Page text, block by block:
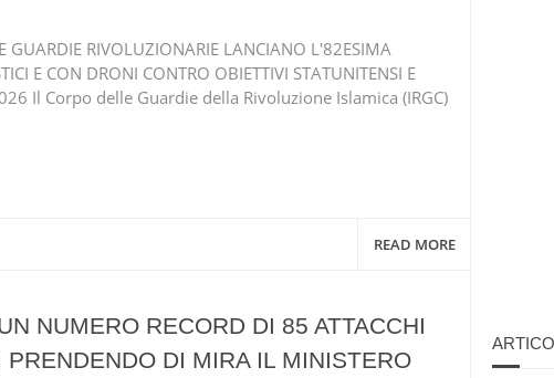
GUARDIE RIVOLUZIONARIE LANCIANO L'82ESIMA
E CON DRONI CONTRO OBIETTIVI STATUNITENSI E
Il Corpo delle Guardie della Rivoluzione Islamica (IRGC)
READ MORE
NUMERO RECORD DI 85 ATTACCHI
PRENDENDO DI MIRA IL MINISTERO